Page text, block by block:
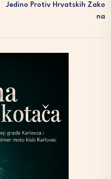
Jedino Protiv Hrvatskih Zako
Na